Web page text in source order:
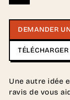
DEMANDER
Une autre idée
ravis de vous